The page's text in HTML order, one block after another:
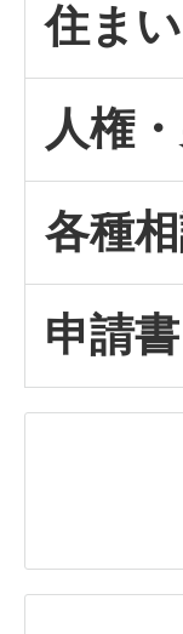
住まい
人権
各種
申請